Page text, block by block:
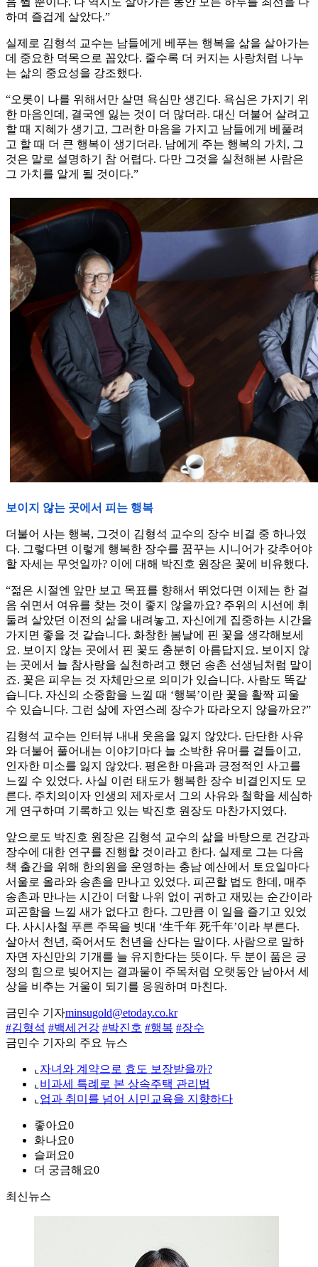
하며 즐겁게 살았다.”
실제로 김형석 교수는 남들에게 베푸는 행복을 삶을 살아가는
데 중요한 덕목으로 꼽았다. 줄수록 더 커지는 사랑처럼 나누
는 삶의 중요성을 강조했다.
“오롯이 나를 위해서만 살면 욕심만 생긴다. 욕심은 가지기 위
한 마음인데, 결국엔 잃는 것이 더 많더라. 대신 더불어 살려고
할 때 지혜가 생기고, 그러한 마음을 가지고 남들에게 베풀려
고 할 때 더 큰 행복이 생기더라. 남에게 주는 행복의 가치, 그
것은 말로 설명하기 참 어렵다. 다만 그것을 실천해본 사람은
그 가치를 알게 될 것이다.”
보이지 않는 곳에서 피는 행복
더불어 사는 행복, 그것이 김형석 교수의 장수 비결 중 하나였
다. 그렇다면 이렇게 행복한 장수를 꿈꾸는 시니어가 갖추어야
할 자세는 무엇일까? 이에 대해 박진호 원장은 꽃에 비유했다.
“젊은 시절엔 앞만 보고 목표를 향해서 뛰었다면 이제는 한 걸
음 쉬면서 여유를 찾는 것이 좋지 않을까요? 주위의 시선에 휘
둘려 살았던 이전의 삶을 내려놓고, 자신에게 집중하는 시간을
가지면 좋을 것 같습니다. 화창한 봄날에 핀 꽃을 생각해보세
요. 보이지 않는 곳에서 핀 꽃도 충분히 아름답지요. 보이지 않
는 곳에서 늘 참사랑을 실천하려고 했던 송촌 선생님처럼 말이
죠. 꽃은 피우는 것 자체만으로 의미가 있습니다. 사람도 똑같
습니다. 자신의 소중함을 느낄 때 ‘행복’이란 꽃을 활짝 피울
수 있습니다. 그런 삶에 자연스레 장수가 따라오지 않을까요?”
김형석 교수는 인터뷰 내내 웃음을 잃지 않았다. 단단한 사유
와 더불어 풀어내는 이야기마다 늘 소박한 유머를 곁들이고,
인자한 미소를 잃지 않았다. 평온한 마음과 긍정적인 사고를
느낄 수 있었다. 사실 이런 태도가 행복한 장수 비결인지도 모
른다. 주치의이자 인생의 제자로서 그의 사유와 철학을 세심하
게 연구하며 기록하고 있는 박진호 원장도 마찬가지였다.
앞으로도 박진호 원장은 김형석 교수의 삶을 바탕으로 건강과
장수에 대한 연구를 진행할 것이라고 한다. 실제로 그는 다음
책 출간을 위해 한의원을 운영하는 충남 예산에서 토요일마다
서울로 올라와 송촌을 만나고 있었다. 피곤할 법도 한데, 매주
송촌과 만나는 시간이 더할 나위 없이 귀하고 재밌는 순간이라
피곤함을 느낄 새가 없다고 한다. 그만큼 이 일을 즐기고 있었
다. 사시사철 푸른 주목을 빗대 ‘生千年 死千年’이라 부른다.
살아서 천년, 죽어서도 천년을 산다는 말이다. 사람으로 말하
자면 자신만의 기개를 늘 유지한다는 뜻이다. 두 분이 품은 긍
정의 힘으로 빚어지는 결과물이 주목처럼 오랫동안 남아서 세
상을 비추는 거울이 되기를 응원하며 마친다.
금민수 기자minsugold@etoday.co.kr
#김형석 #백세건강 #박진호 #행복 #장수
금민수 기자의 주요 뉴스
⌞ 자녀와 계약으로 효도 보장받을까?
⌞ 비과세 특례로 본 상속주택 관리법
⌞ 업과 취미를 넘어 시민교육을 지향하다
좋아요0
화나요0
슬퍼요0
더 궁금해요0
최신뉴스